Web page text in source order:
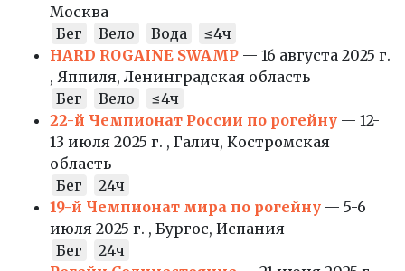
Москва
Бег
Вело Вода
≤4ч
HARD ROGAINE SWAMP — 16 августа 2025 г.
, Яппиля, Ленинградская область
Бег
Вело
≤4ч
22-й Чемпионат России по рогейну — 12-
13 июля 2025 г. , Галич, Костромская
область
Бег
24ч
19-й Чемпионат мира по рогейну — 5-6
июля 2025 г. , Бургос, Испания
Бег
24ч